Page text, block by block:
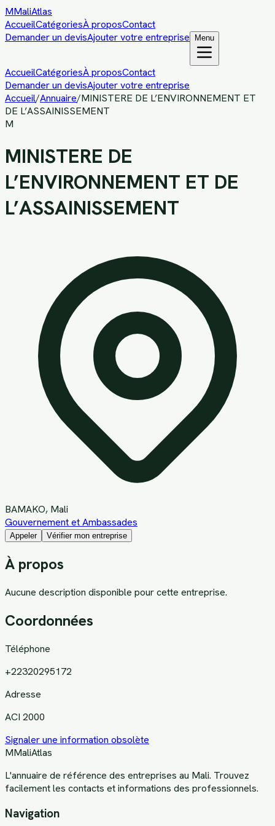
MMaliAtlas
AccueilCatégoriesÀ proposContact
Demander un devisAjouter votre entreprise Menu
AccueilCatégoriesÀ proposContact
Demander un devisAjouter votre entreprise
Accueil/Annuaire/MINISTERE DE L’ENVIRONNEMENT ET
DE L’ASSAINISSEMENT
M
MINISTERE DE
L’ENVIRONNEMENT ET DE
L’ASSAINISSEMENT
BAMAKO, Mali
Gouvernement et Ambassades
Appeler Vérifier mon entreprise
À propos
Aucune description disponible pour cette entreprise.
Coordonnées
Téléphone
+22320295172
Adresse
ACI 2000
Signaler une information obsolète
MMaliAtlas
L'annuaire de référence des entreprises au Mali. Trouvez
facilement les contacts et informations des professionnels.
Navigation